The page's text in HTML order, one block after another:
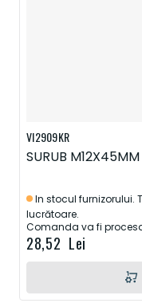
VI2909KR
SURUB M12X45MM
In stocul furnizorului.
lucrătoare.
Comanda va fi
28,52 Lei